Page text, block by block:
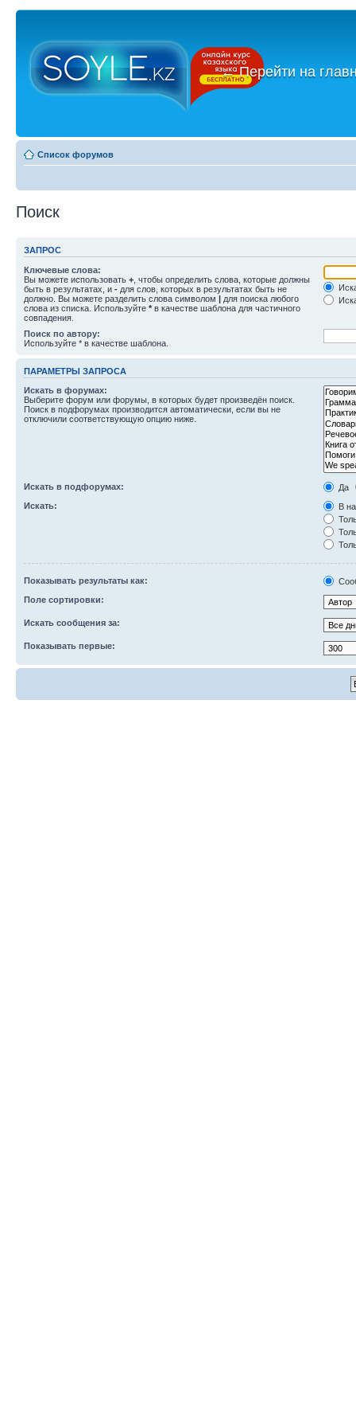
←Перейти на
Список форумов
Поиск
ЗАПРОС
Ключевые слова:
Вы можете использовать + , чтобы определить слова, которые должны
быть в результатах, и - для слов, которых в результатах быть не
должно. Вы можете разделить слова символом | для поиска любого
слова из списка. Используйте * в качестве шаблона для частичного
совпадения.
Поиск по автору:
Используйте * в качестве шаблона.
ПАРАМЕТРЫ ЗАПРОСА
Искать в форумах:
Выберите форум или форумы, в которых будет произведён поиск.
Поиск в подфорумах производится автоматически, если вы не
отключили соответствующую опцию ниже.
Искать в подфорумах:
Да
Искать:
В
Показывать результаты как:
Поле сортировки:
Искать сообщения за:
Показывать первые: